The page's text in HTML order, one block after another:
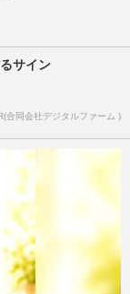
サイン
合同会社デジタルファーム )